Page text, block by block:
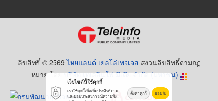
ลิขสิทธิ์ © 2569ไทยแลนด์ เยลโล่เพจเจส สงวนลิขสิทธิ์ตามกฏ
หมาย โดยบริษัท เทเลอินโฟ มีเดีย จำกัด (มหาชน)
เว็บไซต์นี้ใช้คุกกี้
เราใช้คุกกี้เพื่อเพิ่มประสิทธิภาพ
และมอบประสบการณ์ความพึง
ตั้งค่าคุกกี้ ยอมรับ